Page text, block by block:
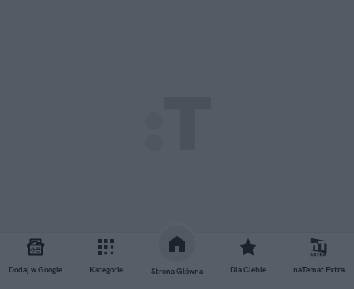
Dodaj w Google Kategorie Strona Główna Dla Ciebie naTemat Extra